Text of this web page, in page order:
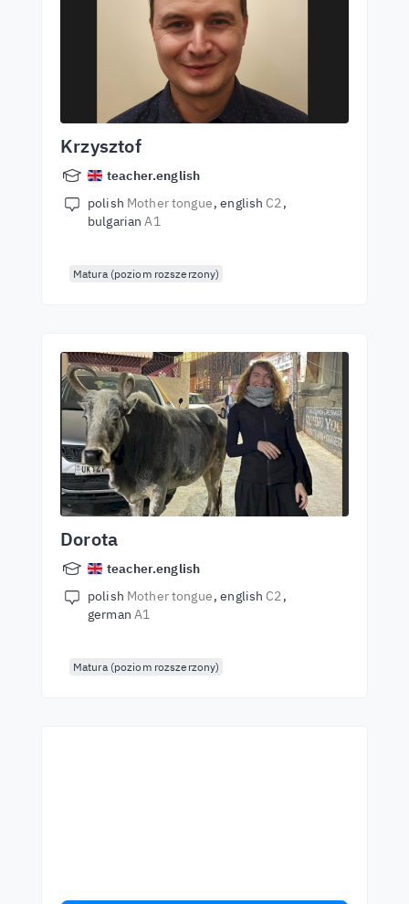
Krzysztof
teacher.english
polish Mother tongue english C2
bulgarianA1
Matura (poziom rozszerzony)
Dorota
teacher.english
polish Mother tongue english C2
german A1
Matura (poziom rozszerzony)